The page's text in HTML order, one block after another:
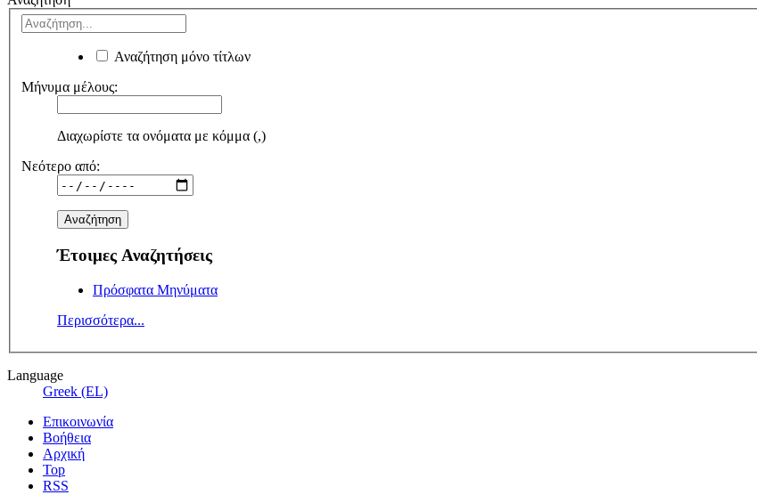
Αναζήτηση μόνο τίτλων
Μήνυμα μέλους:
Διαχωρίστε τα ονόματα με κόμμα (,)
Νεότερο από:
Έτοιμες Αναζητήσεις
Πρόσφατα Μηνύματα
Περισσότερα...
Language
Greek (EL)
Επικοινωνία
Βοήθεια
Αρχική
Top
RSS